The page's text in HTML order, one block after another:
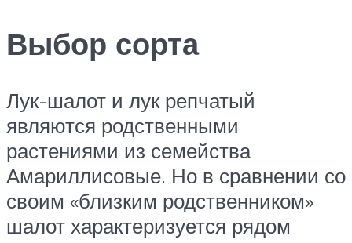
Выбор сорта
Лук-шалот и лук репчатый
являются родственными
растениями из семейства
Амариллисовые. Но в сравнении со
своим «близким родственником»
шалот характеризуется рядом